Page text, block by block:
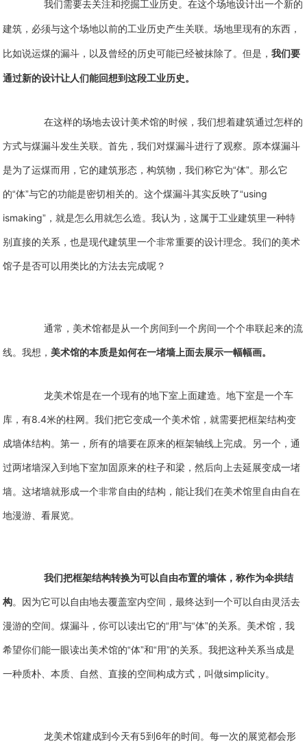
我们需要去关注和挖掘工业历史。在这个场地设计出一个新的
建筑，必须与这个场地以前的工业历史产生关联。场地里现有的东西，
比如说运煤的漏斗，以及曾经的历史可能已经被抹除了。但是，我们要
通过新的设计让人们能回想到这段工业历史。
在这样的场地去设计美术馆的时候，我们想着建筑通过怎样的
方式与煤漏斗发生关联。首先，我们对煤漏斗进行了观察。原本煤漏斗
是为了运煤而用，它的建筑形态，构筑物，我们称它为“体”。那么它
的“体”与它的功能是密切相关的。这个煤漏斗其实反映了“using
ismaking”，就是怎么用就怎么造。我认为，这属于工业建筑里一种特
别直接的关系，也是现代建筑里一个非常重要的设计理念。我们的美术
馆子是否可以用类比的方法去完成呢？
通常，美术馆都是从一个房间到一个房间一个个串联起来的流
线。我想，美术馆的本质是如何在一堵墙上面去展示一幅幅画。
龙美术馆是在一个现有的地下室上面建造。地下室是一个车
库，有8.4米的柱网。我们把它变成一个美术馆，就需要把框架结构变
成墙体结构。第一，所有的墙要在原来的框架轴线上完成。另一个，通
过两堵墙深入到地下室加固原来的柱子和梁，然后向上去延展变成一堵
墙。这堵墙就形成一个非常自由的结构，能让我们在美术馆里自由自在
地漫游、看展览。
我们把框架结构转换为可以自由布置的墙体，称作为伞拱结
构。因为它可以自由地去覆盖室内空间，最终达到一个可以自由灵活去
漫游的空间。煤漏斗，你可以读出它的“用”与“体”的关系。美术馆，我
希望你们能一眼读出美术馆的“体”和“用”的关系。我把这种关系当成是
一种质朴、本质、自然、直接的空间构成方式，叫做simplicity。
龙美术馆建成到今天有5到 6年的时间。每一次的展览都会形